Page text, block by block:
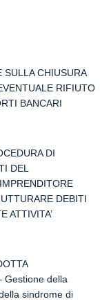
SULLA CHIUSURA
RIFIUTO
BANCARI
DI
DEL
DEBITI
ATTIVITA’
Gestione della
sindrome di